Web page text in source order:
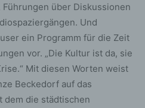
über Diskussionen
Und
ein Programm für die Zeit
vor. „Die Kultur ist da, sie
Mit diesen Worten weist
Beckedorf auf das
dem die städtischen